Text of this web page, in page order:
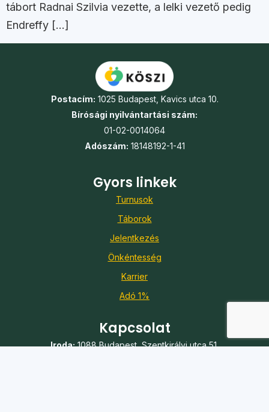
tábort Radnai Szilvia vezette, a lelki vezető pedig
Endreffy […]
Postacím: 1025 Budapest, Kavics utca 10.
Bírósági nyilvántartási szám:
01-02-0014064
Adószám: 18148192-1-41
Gyors linkek
Turnusok
Táborok
Jelentkezés
Önkéntesség
Karrier
Adó 1%
Kapcsolat
Iroda:1088 Budapest, Szentkirályi utca 51.